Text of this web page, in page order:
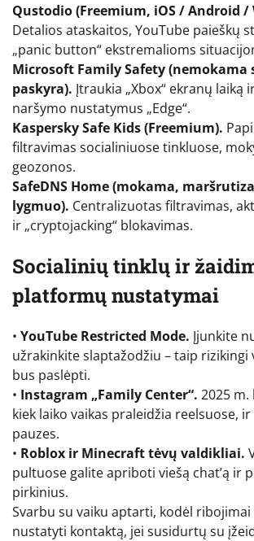
Qustodio (Freemium, iOS / Android /
Detalios ataskaitos, YouTube paieškų
„panic button“ ekstremalioms
Microsoft Family Safety (nemokama
paskyra). Įtraukia „Xbox“ ekranų laiką
naršymo nustatymus „Edge“.
Kaspersky Safe Kids (Freemium).
filtravimas socialiniuose tinkluose,
geozonos.
SafeDNS Home (mokama,
lygmuo). Centralizuotas filtravimas,
ir „cryptojacking“ blokavimas.
Socialinių tinklų ir
platformų nustatymai
• YouTube Restricted Mode. Įjunkite
užrakinkite slaptažodžiu – taip rizikingi
bus paslėpti.
• Instagram „Family Center“. 2025
kiek laiko vaikas praleidžia reelsuose,
pauzes.
• Roblox ir Minecraft tėvų valdikliai.
pultuose galite apriboti viešą chat’ą ir
pirkinius.
Svarbu su vaiku aptarti, kodėl
nustatyti kontaktą, jei susidurtų su